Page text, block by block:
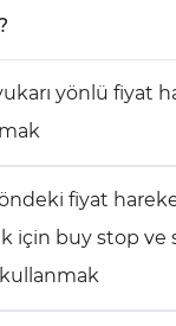
yönlü fiyat
fiyat
için buy stop ve